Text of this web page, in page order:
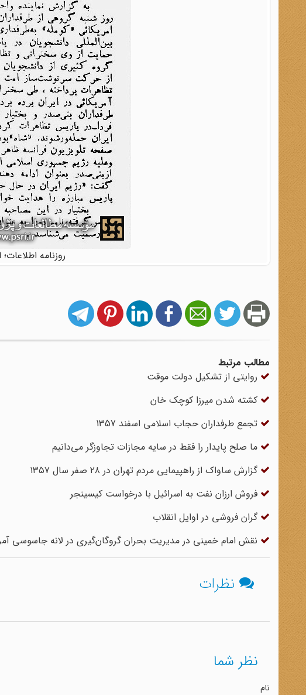
روزنامه اطلاعات؛
مطالب مرتبط
روایتی از تشکیل دولت موقت
کشته شدن میرزا کوچک خان
تجمع طرفداران حجاب اسلامی اسفند 1357
ما صلح پایدار را فقط در سایه‌ مجازات تجاوزگر می‌دانیم
گزارش ساواک از راهپیمایی مردم تهران در ۲۸ صفر سال ۱۳۵۷
فروش ارزان نفت به اسرائیل با درخواست کیسینجر
گران فروشی در اوایل انقلاب
نقش امام خمینی در مدیریت بحران گروگان‌گیری در لانه جاسوسی
نظرات
نظر شما
نام